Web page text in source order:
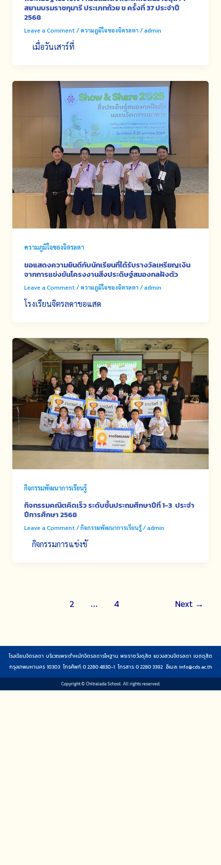
สยามบรมราชกุมารี ประเภทถ้วย ข ครั้งที่ 37 ประจำปี
2568
Leave a Comment /ความภูมิใจของจิตรลดา /admin
เมื่อวันเสาร์ที่
ความภูมิใจของจิตรลดา
ขอแสดงความยินดีกับนักเรียนที่ได้รับรางวัลเหรียญเงิน
จากการแข่งขันโครงงานสิ่งประดิษฐ์สมองกลฝังตัว
Leave a Comment /ความภูมิใจของจิตรลดา /admin
โรงเรียนจิตรลดาขอแสด
กิจกรรมพัฒนาการเรียนรู้
กิจกรรมคณิตคิดเร็ว ระดับชั้นประถมศึกษาปีที่ 1-3 ประจำ
ปีการศึกษา 2568
Leave a Comment /กิจกรรมพัฒนาการเรียนรู้/admin
กิจกรรมการแข่งขั
2 … 4 Next →
โรงเรียนจิตรลดา บริเวณพระตำหนักจิตรลดารโหฐาน พระราชวังดุสิต แขวงสวนจิตรลดา เขตดุสิต
กรุงเทพมหานคร 10303 โทรศัพท์: 0 2280 4830-1 โทรสาร: 0 2280 3392 อีเมล:info@cds.ac.th
Copyright © Chitralada School. All rights reserved.